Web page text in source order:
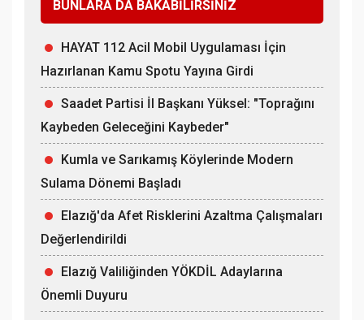
BUNLARA DA BAKABİLİRSİNİZ
HAYAT 112 Acil Mobil Uygulaması İçin
Hazırlanan Kamu Spotu Yayına Girdi
Saadet Partisi İl Başkanı Yüksel: "Toprağını
Kaybeden Geleceğini Kaybeder"
Kumla ve Sarıkamış Köylerinde Modern
Sulama Dönemi Başladı
Elazığ'da Afet Risklerini Azaltma Çalışmaları
Değerlendirildi
Elazığ Valiliğinden YÖKDİL Adaylarına
Önemli Duyuru